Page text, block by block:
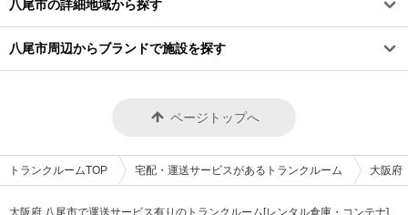
八尾市の詳細地域から探す
八尾市周辺からブランドで施設を探す
ページトップへ
トランクルームTOP 宅配・運送サービスがあるトランクルーム 大阪府